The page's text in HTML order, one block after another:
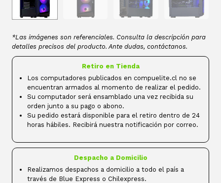
*Las imágenes son referenciales. Consulta la descripción para
detalles precisos del producto. Ante dudas, contáctanos.
Retiro en Tienda
Los computadores publicados en compuelite.cl no se
encuentran armados al momento de realizar el pedido.
Su computador será ensamblado una vez recibida su
orden junto a su pago o abono.
Su pedido estará disponible para el retiro dentro de 24
horas hábiles. Recibirá nuestra notificación por correo.
Despacho a Domicilio
Realizamos despachos a domicilio a todo el país a
través de Blue Express o Chilexpress.